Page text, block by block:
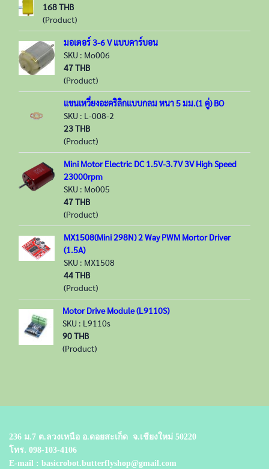
168 THB
(Product)
มอเตอร์ 3-6 V แบบคาร์บอน
SKU : Mo006
47 THB
(Product)
แขนเหวี่ยงอะคริลิกแบบกลม หนา 5 มม.(1 คู่) BO
SKU : L-008-2
23 THB
(Product)
Mini Motor Electric DC 1.5V-3.7V 3V High Speed
23000rpm
SKU : Mo005
47 THB
(Product)
MX1508(Mini 298N) 2 Way PWM Mortor Driver
(1.5A)
SKU : MX1508
44 THB
(Product)
Motor Drive Module (L9110S)
SKU : L9110s
90 THB
(Product)
236 ม.7 ต.ลวงเหนือ อ.ดอยสะเก็ด จ.เชียงใหม่ 50220
โทร. 098-103-4106
E-mail : basicrobot.butterflyshop@gmail.com